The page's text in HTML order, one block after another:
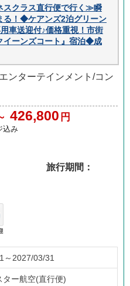
クラス直行便で行く≫瞬
る！◆ケアンズ2泊グリーン
車送迎付♪価格重視！市街
ーンズコート』宿泊◆成
ンターテインメント/コン
426,800 円
込み
旅行期間：
～2027/03/31
ター航空(直行便)